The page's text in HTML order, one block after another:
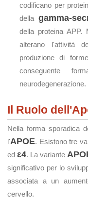
codificano per
della gamma-
della proteina
alterano l'attività
produzione di
conseguente
neurodegenerazione.
Il Ruolo
Nella forma sporadica
l'APOE. Esistono tre
ed ε4. La variante
significativo per lo
associata a un
cervello.